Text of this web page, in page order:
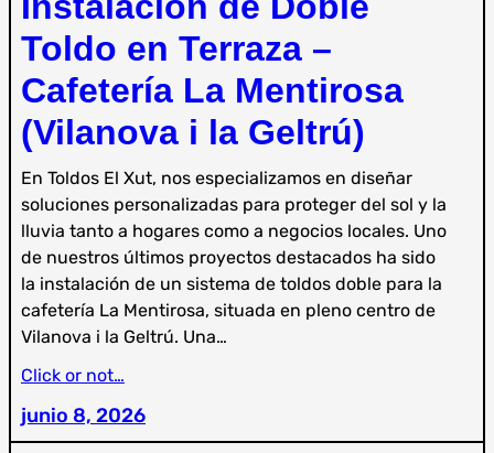
Toldo en Terraza –
Cafetería La Mentirosa
(Vilanova i la Geltrú)
En Toldos El Xut, nos especializamos en diseñar
soluciones personalizadas para proteger del sol y la
lluvia tanto a hogares como a negocios locales. Uno
de nuestros últimos proyectos destacados ha sido
la instalación de un sistema de toldos doble para la
cafetería La Mentirosa, situada en pleno centro de
Vilanova i la Geltrú. Una…
Click or not…
junio 8, 2026